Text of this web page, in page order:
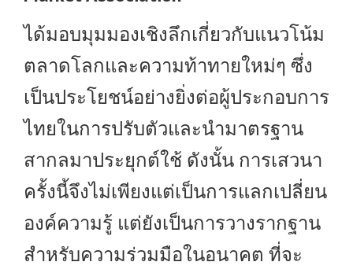
ได้มอบมุมมองเชิงลึกเกี่ยวกับแนวโน้ม
ตลาดโลกและความท้าทายใหม่ๆ ซึ่ง
เป็นประโยชน์อย่างยิ่งต่อผู้ประกอบการ
ไทยในการปรับตัวและนำมาตรฐาน
สากลมาประยุกต์ใช้ ดังนั้น การเสวนา
ครั้งนี้จึงไม่เพียงแต่เป็นการแลกเปลี่ยน
องค์ความรู้ แต่ยังเป็นการวางรากฐาน
สำหรับความร่วมมือในอนาคต ที่จะ